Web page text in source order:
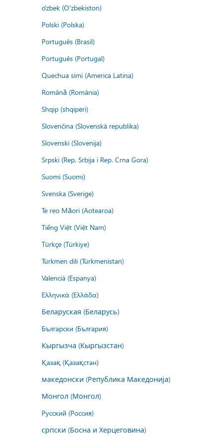
o'zbek (O'zbekiston)
Polski (Polska)
Português (Brasil)
Português (Portugal)
Quechua simi (America Latina)
Română (România)
Shqip (shqipëri)
Slovenčina (Slovenská republika)
Slovenski (Slovenija)
Srpski (Rep. Srbija i Rep. Crna Gora)
Suomi (Suomi)
Svenska (Sverige)
Te reo Māori (Aotearoa)
Tiếng Việt (Việt Nam)
Türkçe (Türkiye)
Türkmen dili (Türkmenistan)
Valencià (Espanya)
Ελληνικά (Ελλάδα)
Беларуская (Беларусь)
Български (България)
Кыргызча (Кыргызстан)
Қазақ (Қазақстан)
македонски (Република Македонија)
Монгол (Монгол)
Русский (Россия)
српски (Босна и Херцеговина)